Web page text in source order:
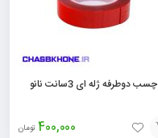
چسب دوطرفه ژله ای 3سانت نانو
400,000 تومان